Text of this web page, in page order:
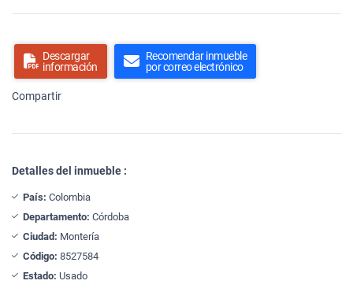
Descargar
información
Recomendar inmueble
por correo electrónico
Compartir
Detalles del inmueble :
País: Colombia
Departamento: Córdoba
Ciudad: Montería
Código: 8527584
Estado: Usado